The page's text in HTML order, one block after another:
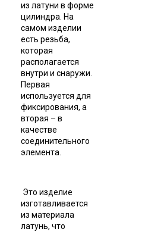
из латуни в форме
цилиндра. На
самом изделии
есть резьба,
которая
располагается
внутри и снаружи.
Первая
используется для
фиксирования, а
вторая – в
качестве
соединительного
элемента.
Это изделие
изготавливается
из материала
латунь, что